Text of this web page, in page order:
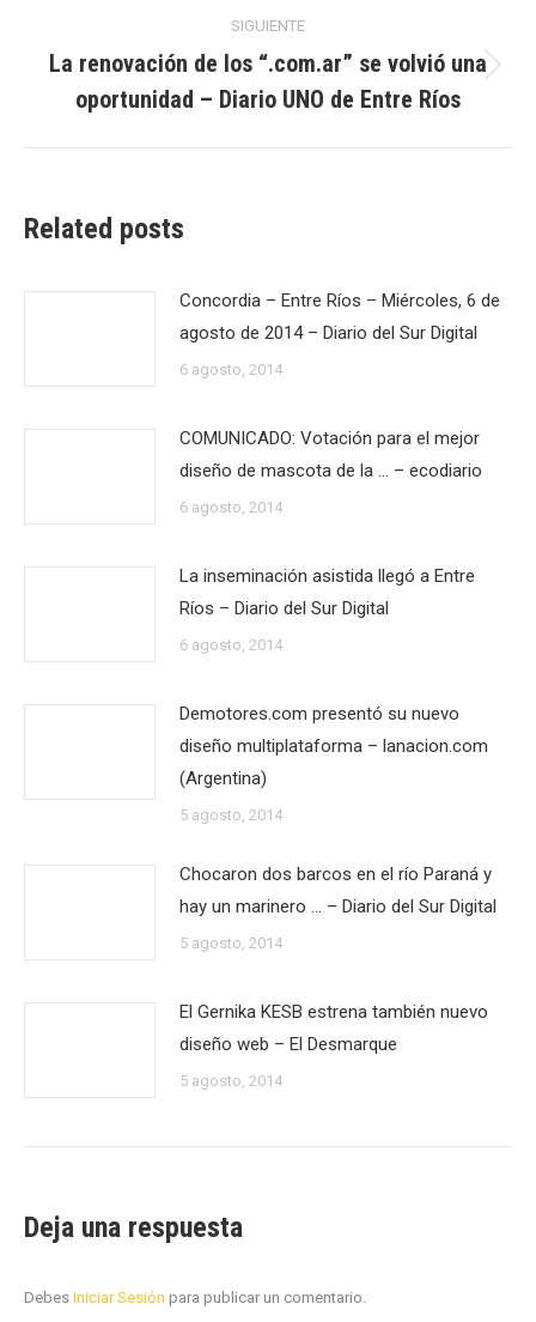
SIGUIENTE
Publicación
siguiente:
La renovación de los “.com.ar” se volvió una
oportunidad – Diario UNO de Entre Ríos
Related posts
Concordia – Entre Ríos – Miércoles, 6 de
agosto de 2014 – Diario del Sur Digital
6 agosto, 2014
COMUNICADO: Votación para el mejor
diseño de mascota de la … – ecodiario
6 agosto, 2014
La inseminación asistida llegó a Entre
Ríos – Diario del Sur Digital
6 agosto, 2014
Demotores.com presentó su nuevo
diseño multiplataforma – lanacion.com
(Argentina)
5 agosto, 2014
Chocaron dos barcos en el río Paraná y
hay un marinero … – Diario del Sur Digital
5 agosto, 2014
El Gernika KESB estrena también nuevo
diseño web – El Desmarque
5 agosto, 2014
Deja una respuesta
Debes Iniciar Sesión para publicar un comentario.